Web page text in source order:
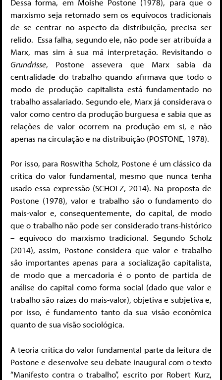
marxismo seja retomado sem os equívocos tradicionais
de se centrar no aspecto da distribuição, precisa ser
relido. Essa falha, segundo ele, não pode ser atribuída a
Marx, mas sim à sua má interpretação. Revisitando o
Grundrisse, Postone assevera que Marx sabia da
centralidade do trabalho quando afirmava que todo o
modo de produção capitalista está fundamentado no
trabalho assalariado. Segundo ele, Marx já considerava o
valor como centro da produção burguesa e sabia que as
relações de valor ocorrem na produção em si, e não
apenas na circulação e na distribuição (POSTONE, 1978).
Por isso, para Roswitha Scholz, Postone é um clássico da
crítica do valor fundamental, mesmo que nunca tenha
usado essa expressão (SCHOLZ, 2014). Na proposta de
Postone (1978), valor e trabalho são o fundamento do
mais-valor e, consequentemente, do capital, de modo
que o trabalho não pode ser considerado trans-histórico
– equívoco do marxismo tradicional. Segundo Scholz
(2014), assim, Postone considera que valor e trabalho
são importantes apenas para a socialização capitalista,
de modo que a mercadoria é o ponto de partida de
análise do capital como forma social (dado que valor e
trabalho são raízes do mais-valor), objetiva e subjetiva e,
por isso, é fundamento tanto da sua visão econômica
quanto de sua visão sociológica.
A teoria crítica do valor fundamental parte da leitura de
Postone e desenvolve seu debate inaugural com o texto
“Manifesto contra o trabalho”, escrito por Robert Kurz,